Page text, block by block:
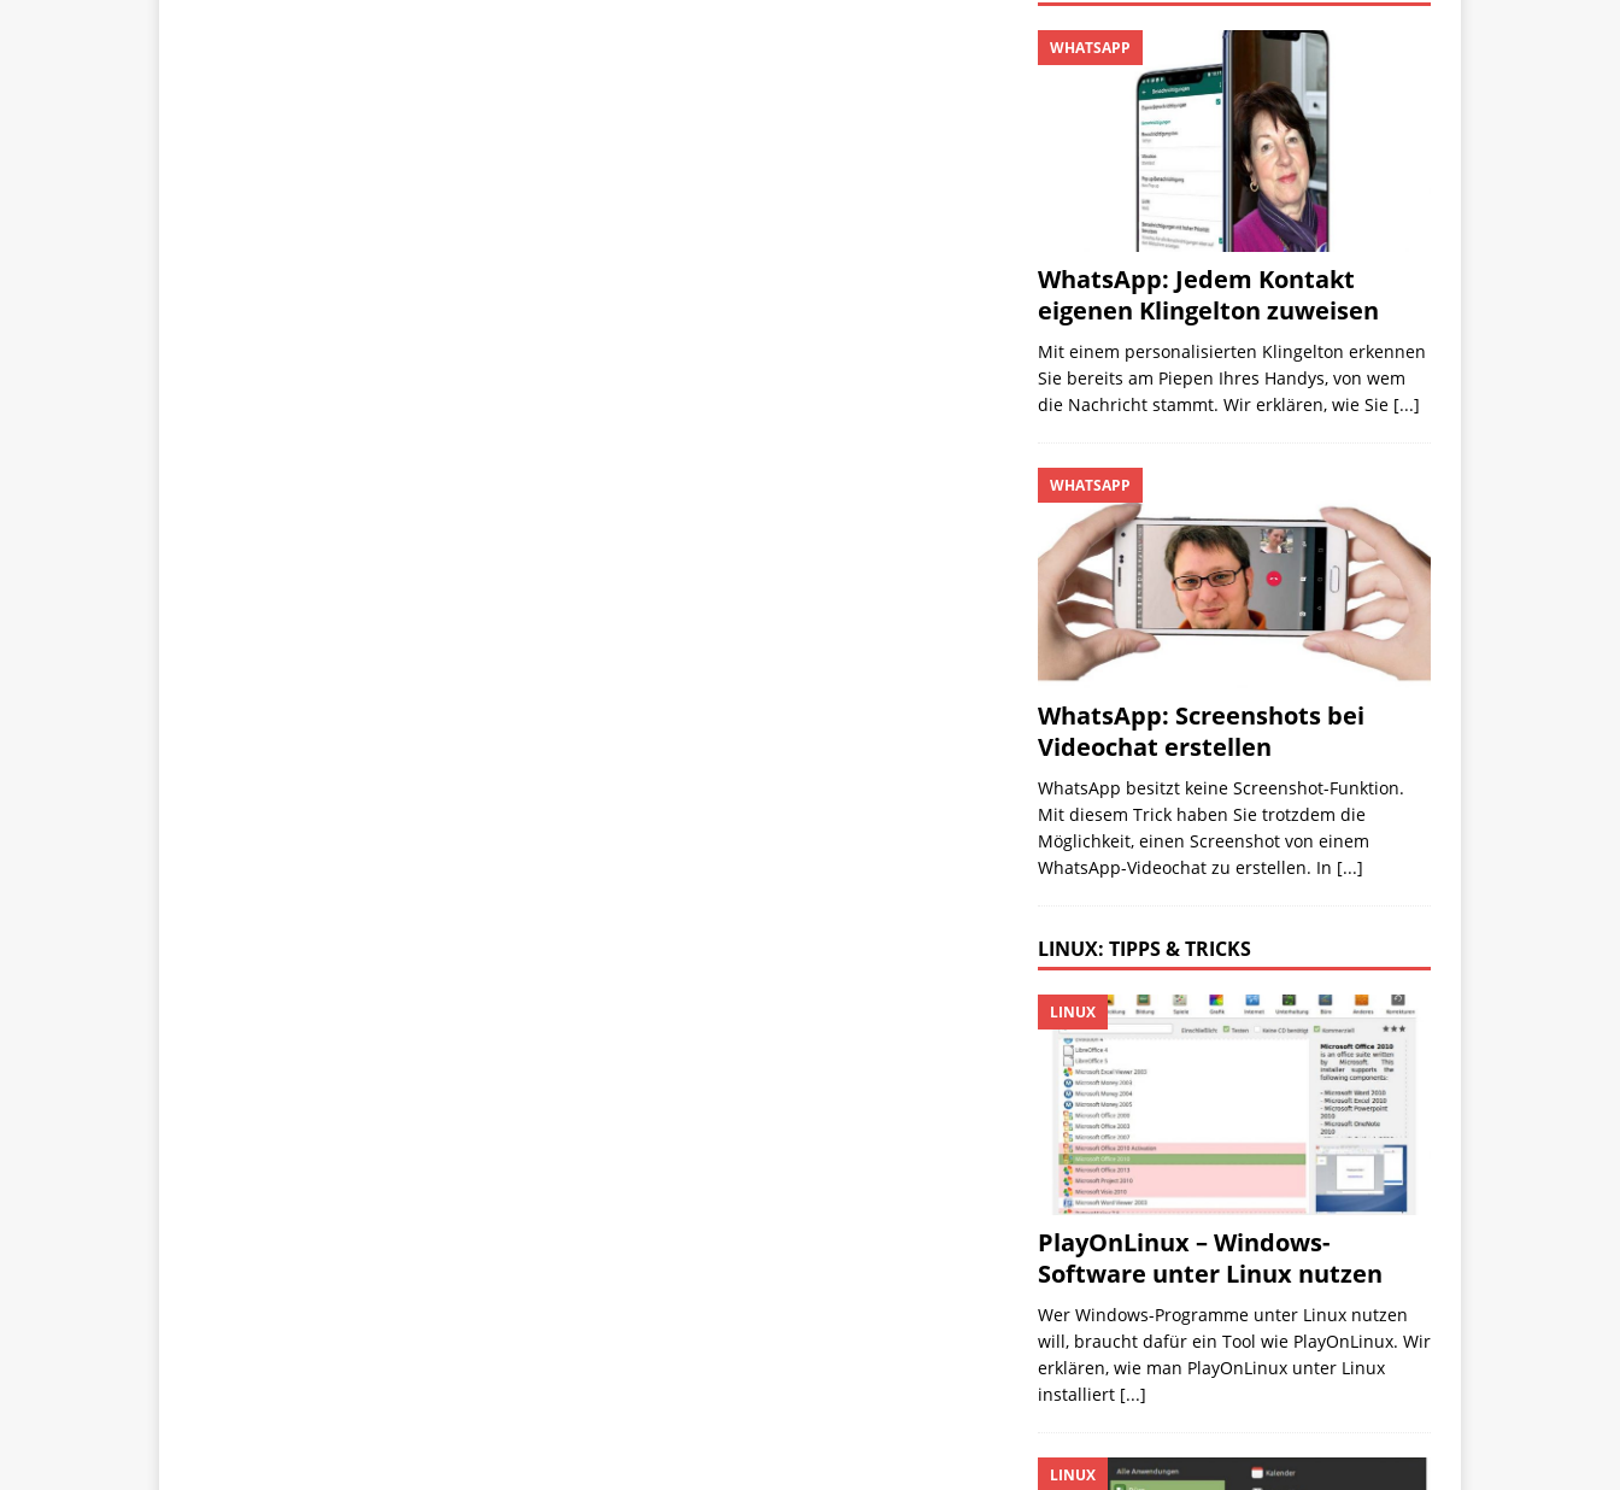
WhatsApp: Jedem Kontakt
eigenen Klingelton zuweisen
WHATSAPP
Mit einem personalisierten Klingelton erkennen
Sie bereits am Piepen Ihres Handys, von wem
die Nachricht stammt. Wir erklären, wie Sie [...]
WhatsApp: Screenshots bei
Videochat erstellen
WHATSAPP
WhatsApp besitzt keine Screenshot-Funktion.
Mit diesem Trick haben Sie trotzdem die
Möglichkeit, einen Screenshot von einem
WhatsApp-Videochat zu erstellen. In [...]
LINUX: TIPPS & TRICKS
PlayOnLinux – Windows-
Software unter Linux nutzen
LINUX
Wer Windows-Programme unter Linux nutzen
will, braucht dafür ein Tool wie PlayOnLinux. Wir
erklären, wie man PlayOnLinux unter Linux
installiert [...]
LINUX